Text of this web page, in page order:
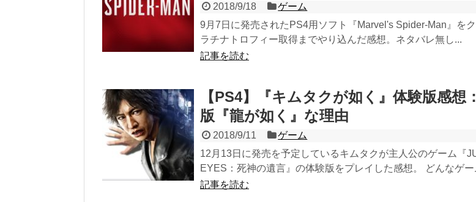
2018/9/18
ゲーム
9月7日に発売されたPS4用ソフト『Marvel's Spider-Man』を
ラチナトロフィー取得までやり込んだ感想。ネタバレ無し...
記事を読む
【PS4】『キムタクが如く』体験版感想
版『龍が如く』な理由
2018/9/11
ゲーム
12月13日に発売を予定しているキムタクが主人公のゲーム『
EYES：死神の遺言』の体験版をプレイした感想。 どんなゲー
記事を読む